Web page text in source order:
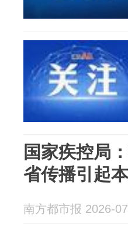
国家疾控局
省传播引起
南方都市报 2026-